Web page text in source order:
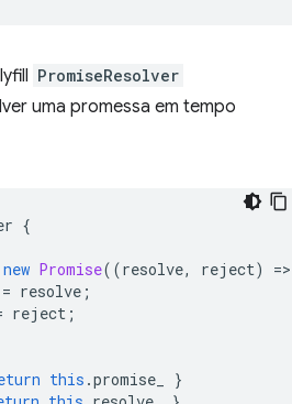
PromiseResolver
uma promessa em tempo
{
new Promise((resolve, reject) =>
= resolve ;
reject ;
this .promise_
}